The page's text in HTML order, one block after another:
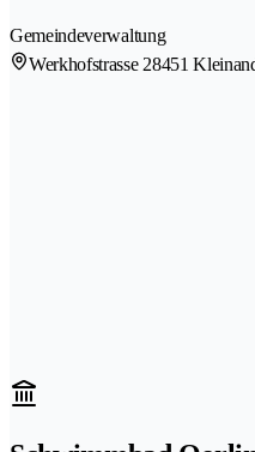
Gemeindeverwaltung
Werkhofstrasse 28451